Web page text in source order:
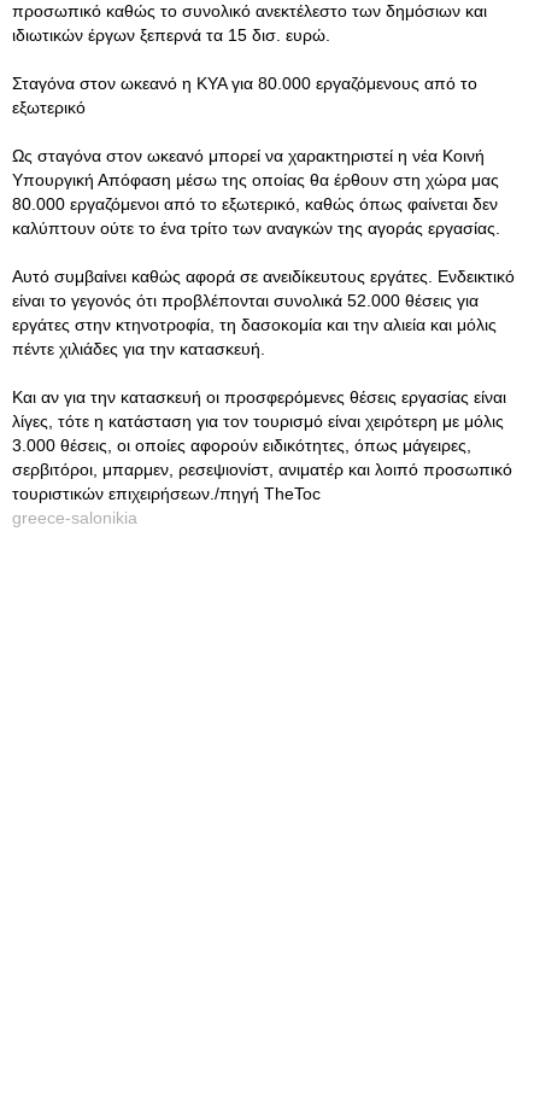
προσωπικό καθώς το συνολικό ανεκτέλεστο των δημόσιων και
ιδιωτικών έργων ξεπερνά τα 15 δισ. ευρώ.
Σταγόνα στον ωκεανό η ΚΥΑ για 80.000 εργαζόμενους από το
εξωτερικό
Ως σταγόνα στον ωκεανό μπορεί να χαρακτηριστεί η νέα Κοινή
Υπουργική Απόφαση μέσω της οποίας θα έρθουν στη χώρα μας
80.000 εργαζόμενοι από το εξωτερικό, καθώς όπως φαίνεται δεν
καλύπτουν ούτε το ένα τρίτο των αναγκών της αγοράς εργασίας.
Αυτό συμβαίνει καθώς αφορά σε ανειδίκευτους εργάτες. Ενδεικτικό
είναι το γεγονός ότι προβλέπονται συνολικά 52.000 θέσεις για
εργάτες στην κτηνοτροφία, τη δασοκομία και την αλιεία και μόλις
πέντε χιλιάδες για την κατασκευή.
Και αν για την κατασκευή οι προσφερόμενες θέσεις εργασίας είναι
λίγες, τότε η κατάσταση για τον τουρισμό είναι χειρότερη με μόλις
3.000 θέσεις, οι οποίες αφορούν ειδικότητες, όπως μάγειρες,
σερβιτόροι, μπαρμεν, ρεσεψιονίστ, ανιματέρ και λοιπό προσωπικό
τουριστικών επιχειρήσεων./πηγή TheToc
greece-salonikia